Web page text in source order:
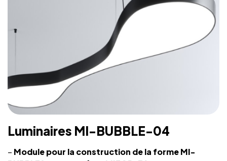
Luminaires MI-BUBBLE-04
– Module pour la construction de la forme MI-